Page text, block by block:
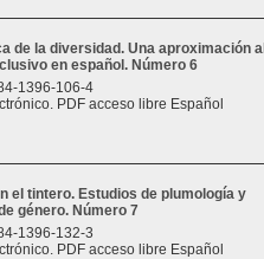
de la diversidad. Una aproximación al
en español. Número 6
1396-106-4
PDF acceso libre Español
el tintero. Estudios de plumología y
género. Número 7
1396-132-3
PDF acceso libre Español